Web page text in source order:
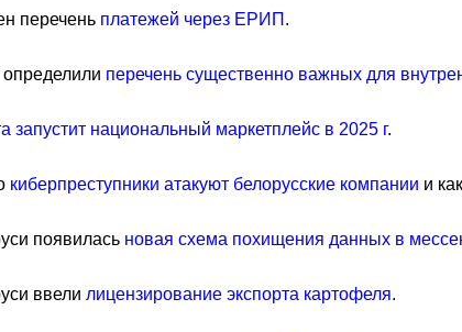
перечень платежей через ЕРИП .
перечень существенно важных для
запустит национальный маркетплейс в 2025 г.
киберпреступники атакуют белорусские компании и
появилась новая схема похищения данных в
ввели лицензирование экспорта картофеля.